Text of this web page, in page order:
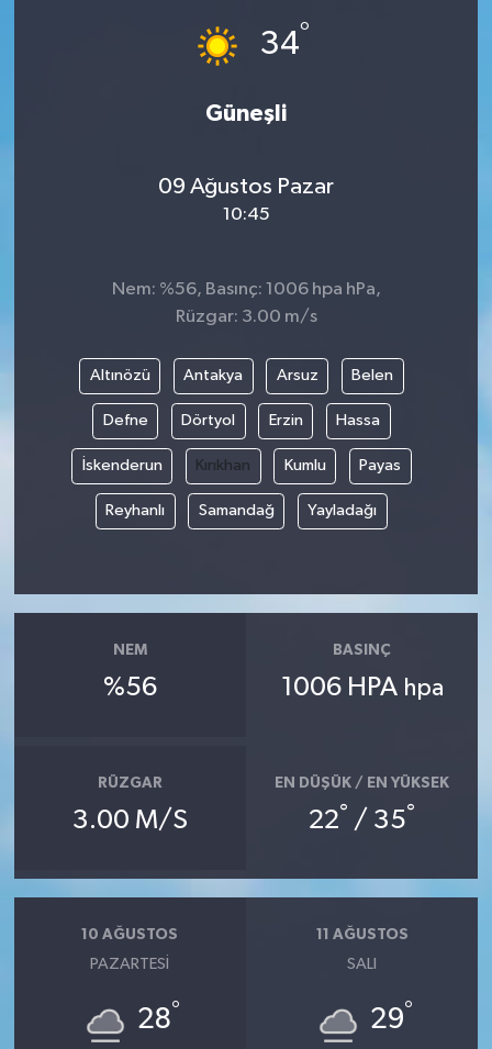
34°
Güneşli
09 Ağustos Pazar
10:45
Nem: %56, Basınç: 1006 hpa hPa,
Rüzgar: 3.00 m/s
Altınözü Antakya Arsuz Belen
Defne Dörtyol Erzin Hassa
İskenderun Kırıkhan Kumlu Payas
Reyhanlı Samandağ Yayladağı
NEM
%56
BASINÇ
1006 HPA hpa
RÜZGAR
3.00 M/S
EN DÜŞÜK / EN YÜKSEK
22° / 35°
10 AĞUSTOS
PAZARTESI
28°
11 AĞUSTOS
SALI
29°